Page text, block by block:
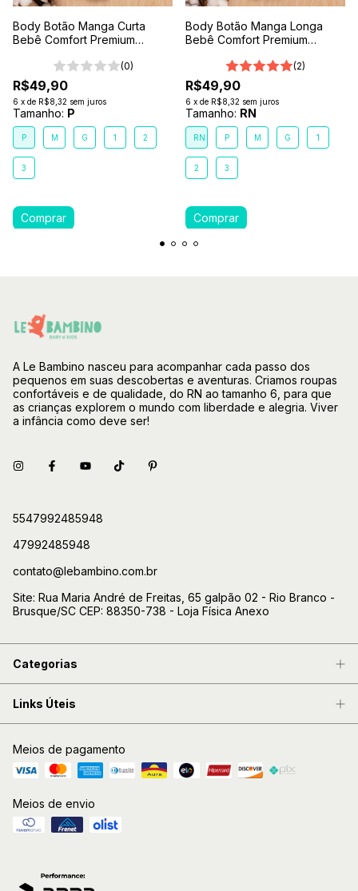
Body Botão Manga Curta
Bebê Comfort Premium
(0)
R$49,90
6 x de R$8,32 sem juros
Tamanho: P
P M G 1 2
3
Body Botão Manga Longa
Bebê Comfort Premium
(2)
R$49,90
6 x de R$8,32 sem juros
Tamanho: RN
RN P M G 1
2 3
A Le Bambino nasceu para acompanhar cada passo dos
pequenos em suas descobertas e aventuras. Criamos roupas
confortáveis e de qualidade, do RN ao tamanho 6, para que
as crianças explorem o mundo com liberdade e alegria. Viver
a infância como deve ser!
5547992485948
47992485948
contato@lebambino.com.br
Site: Rua Maria André de Freitas, 65 galpão 02 - Rio Branco -
Brusque/SC CEP: 88350-738 - Loja Física Anexo
Categorias
Links Úteis
Meios de pagamento
Meios de envio